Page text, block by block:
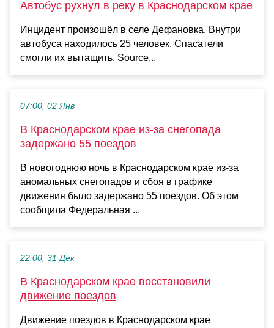
Автобус рухнул в реку в Краснодарском крае
Инцидент произошёл в селе Дефановка. Внутри
автобуса находилось 25 человек. Спасатели
смогли их вытащить. Source...
07:00, 02 Янв
В Краснодарском крае из-за снегопада
задержано 55 поездов
В новогоднюю ночь в Краснодарском крае из-за
аномальных снегопадов и сбоя в графике
движения было задержано 55 поездов. Об этом
сообщила Федеральная ...
22:00, 31 Дек
В Краснодарском крае восстановили
движение поездов
Движение поездов в Краснодарском крае